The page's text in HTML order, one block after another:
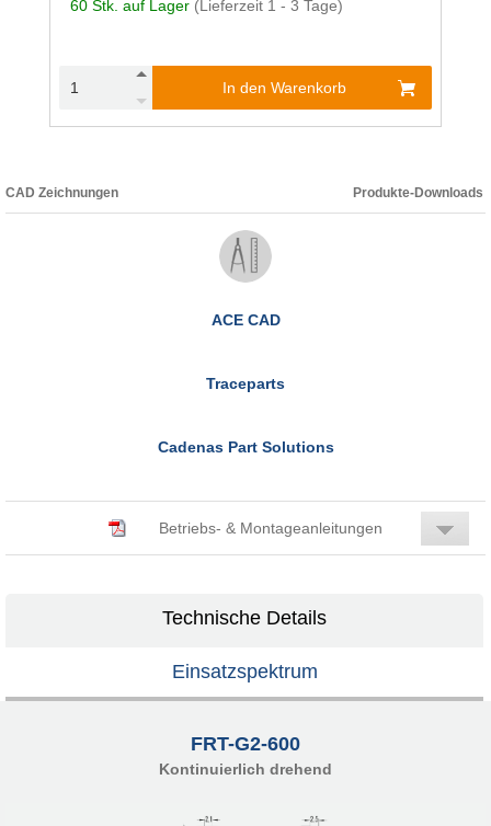
60 Stk. auf Lager (Lieferzeit 1 - 3 Tage)
In den Warenkorb
CAD Zeichnungen Produkte-Downloads
ACE CAD
Traceparts
Cadenas Part Solutions
Betriebs- & Montageanleitungen
Technische Details
Einsatzspektrum
FRT-G2-600
Kontinuierlich drehend